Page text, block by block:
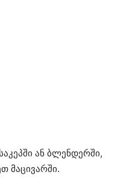
ან ბლენდერში,
მაცივარში.